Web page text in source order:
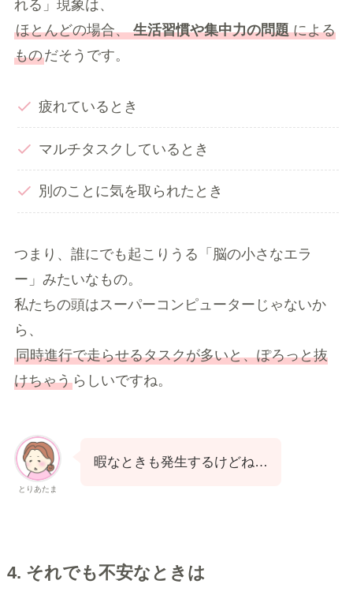
れる」現象は、
ほとんどの場合、生活習慣や集中力の問題による
ものだそうです。
疲れているとき
マルチタスクしているとき
別のことに気を取られたとき
つまり、誰にでも起こりうる「脳の小さなエラ
ー」みたいなもの。
私たちの頭はスーパーコンピューターじゃないか
ら、
同時進行で走らせるタスクが多いと、ぽろっと抜
けちゃうらしいですね。
とりあたま
暇なときも発生するけどね…
4. それでも不安なときは